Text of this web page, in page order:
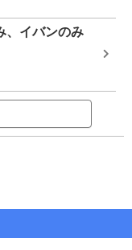
、イバンのみ